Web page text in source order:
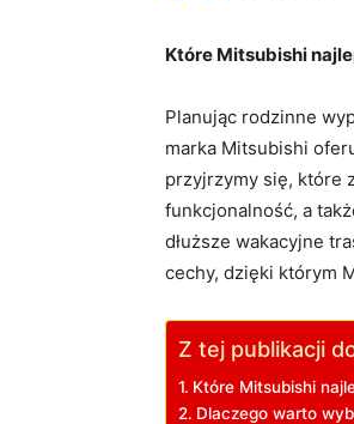
Które Mitsubishi
Planując rodzinne
marka Mitsubishi
przyjrzymy się, które
funkcjonalność, a
dłuższe wakacyjne
cechy, dzięki którym
Z tej publikacji
Które Mitsubishi
Dlaczego warto